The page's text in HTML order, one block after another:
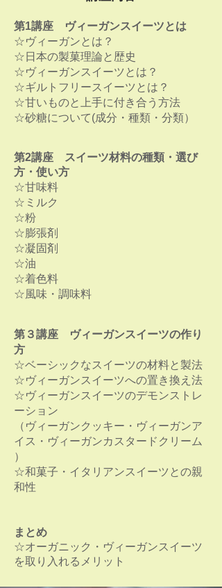
第1講座 ヴィーガンスイーツとは
☆ヴィーガンとは？
☆日本の製菓理論と歴史
☆ヴィーガンスイーツとは？
☆ギルトフリースイーツとは？
☆甘いものと上手に付き合う方法
☆砂糖について(成分・種類・分類）
第2講座 スイーツ材料の種類・選び
方・使い方
☆甘味料
☆ミルク
☆粉
☆膨張剤
☆凝固剤
☆油
☆着色料
☆風味・調味料
第３講座 ヴィーガンスイーツの作り
方
☆ベーシックなスイーツの材料と製法
☆ヴィーガンスイーツへの置き換え法
☆ヴィーガンスイーツのデモンストレ
ーション
（ヴィーガンクッキー・ヴィーガンア
イス・ヴィーガンカスタードクリーム
）
☆和菓子・イタリアンスイーツとの親
和性
​まとめ
☆オーガニック・ヴィーガンスイーツ
を取り入れるメリット